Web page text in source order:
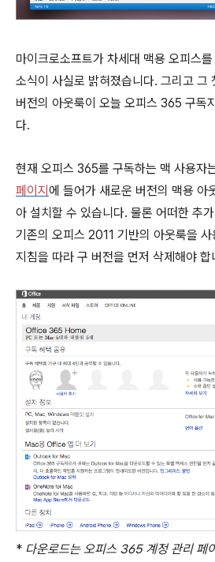
마이크로소프트가 차세대 맥용 오피스
소식이 사실로 밝혀졌습니다. 그리고 그
버전의 아웃룩이 오늘 오피스 365 구독
다.
현재 오피스 365를 구독하는 맥 사용자
페이지 에 들어가 새로운 버전의 맥용
아 설치할 수 있습니다. 물론 어떠한 추
기존의 오피스 2011 기반의 아웃룩을
지침을 따라 구 버전을 먼저 삭제해야 합
* 다운로드는 오피스 365 계정 관리 페